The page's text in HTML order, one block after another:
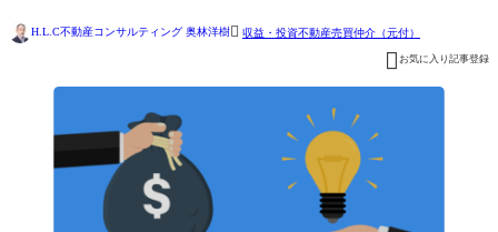
H.L.C不動産コンサルティング 奥林洋樹 収益・投資不動産売買仲介（元付）
 お気に入り記事登録